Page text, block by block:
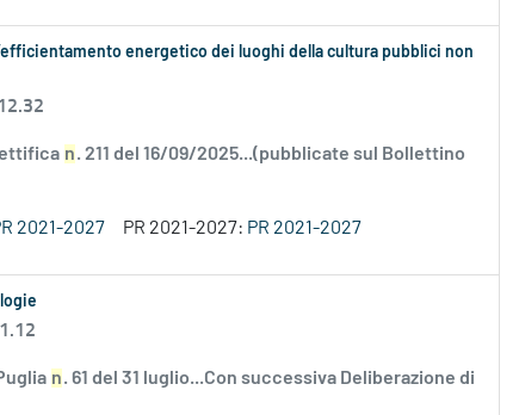
energetico dei luoghi della cultura pubblici non
n. 211 del 16/09/2025...(pubblicate sul Bollettino
2021-2027 PR 2021-2027: PR 2021-2027
n. 61 del 31 luglio...Con successiva Deliberazione di